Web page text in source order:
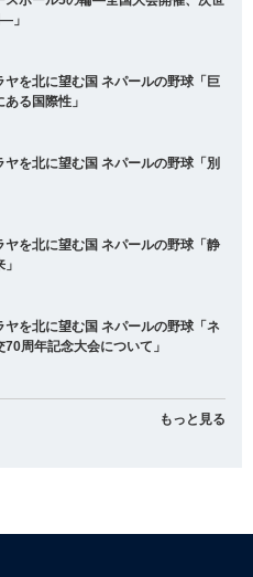
」
を北に望む国 ネパールの野球「巨
る国際性」
を北に望む国 ネパールの野球「別
を北に望む国 ネパールの野球「静
を北に望む国 ネパールの野球「ネ
周年記念大会について」
もっと見る